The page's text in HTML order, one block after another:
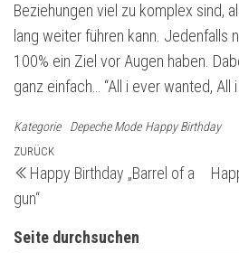
Beziehungen viel zu komplex sind,
lang weiter führen kann. Jedenfalls
100% ein Ziel vor Augen haben.
ganz einfach… “All i ever wanted, All
Kategorie Depeche Mode Happy Birthday
Beitragsnavigation
Vorheriger
Beitrag
ZURÜCK
Happy Birthday „Barrel of a
gun“
Seite durchsuchen